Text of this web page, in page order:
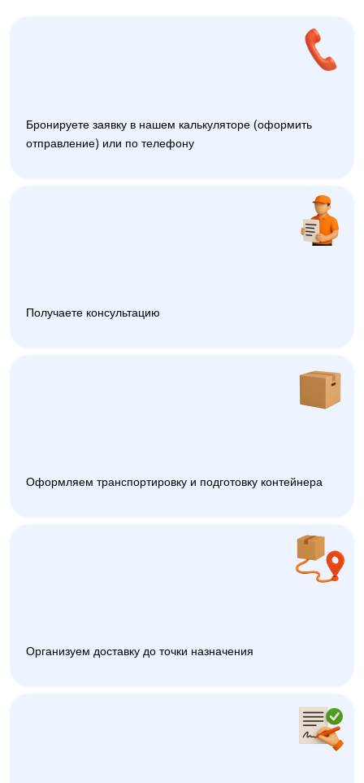
Бронируете заявку в нашем калькуляторе (оформить
отправление) или по телефону
Получаете консультацию
Оформляем транспортировку и подготовку контейнера
Организуем доставку до точки назначения